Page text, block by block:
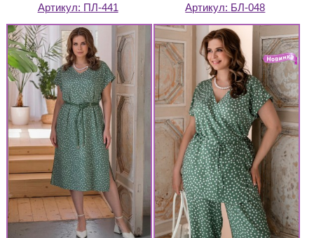
Артикул: ПЛ-441 Артикул: БЛ-048